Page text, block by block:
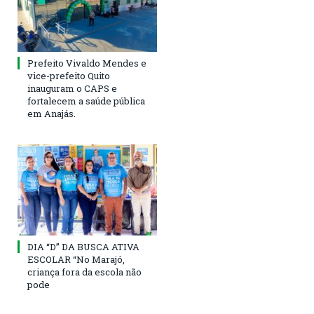
Prefeito Vivaldo Mendes e
vice-prefeito Quito
inauguram o CAPS e
fortalecem a saúde pública
em Anajás.
DIA “D” DA BUSCA ATIVA
ESCOLAR “No Marajó,
criança fora da escola não
pode